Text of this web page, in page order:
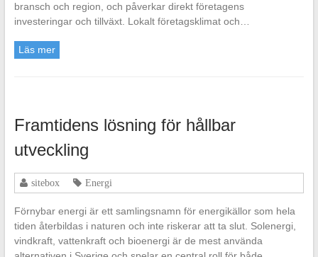
bransch och region, och påverkar direkt företagens
investeringar och tillväxt. Lokalt företagsklimat och…
Läs mer
Framtidens lösning för hållbar
utveckling
sitebox Energi
Förnybar energi är ett samlingsnamn för energikällor som hela
tiden återbildas i naturen och inte riskerar att ta slut. Solenergi,
vindkraft, vattenkraft och bioenergi är de mest använda